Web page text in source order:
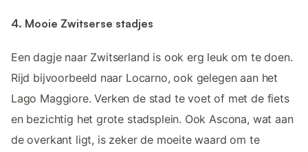
4. Mooie Zwitserse stadjes
Een dagje naar Zwitserland is ook erg leuk om te doen.
Rijd bijvoorbeeld naar Locarno, ook gelegen aan het
Lago Maggiore. Verken de stad te voet of met de fiets
en bezichtig het grote stadsplein. Ook Ascona, wat aan
de overkant ligt, is zeker de moeite waard om te